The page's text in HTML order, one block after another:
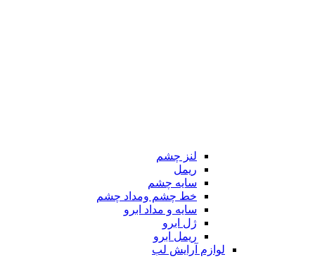
لنز چشم
ریمل
سایه چشم
خط چشم ومداد چشم
سایه و مداد ابرو
ژل ابرو
ریمل ابرو
لوازم آرایش لب